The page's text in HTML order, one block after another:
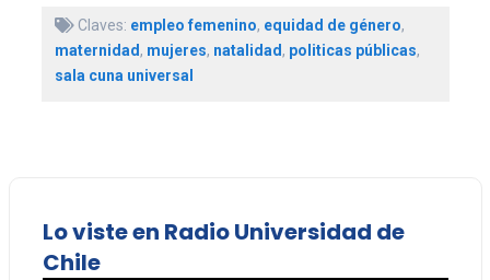
Claves: empleo femenino, equidad de género,
maternidad, mujeres, natalidad, politicas públicas,
sala cuna universal
Lo viste en Radio Universidad de
Chile